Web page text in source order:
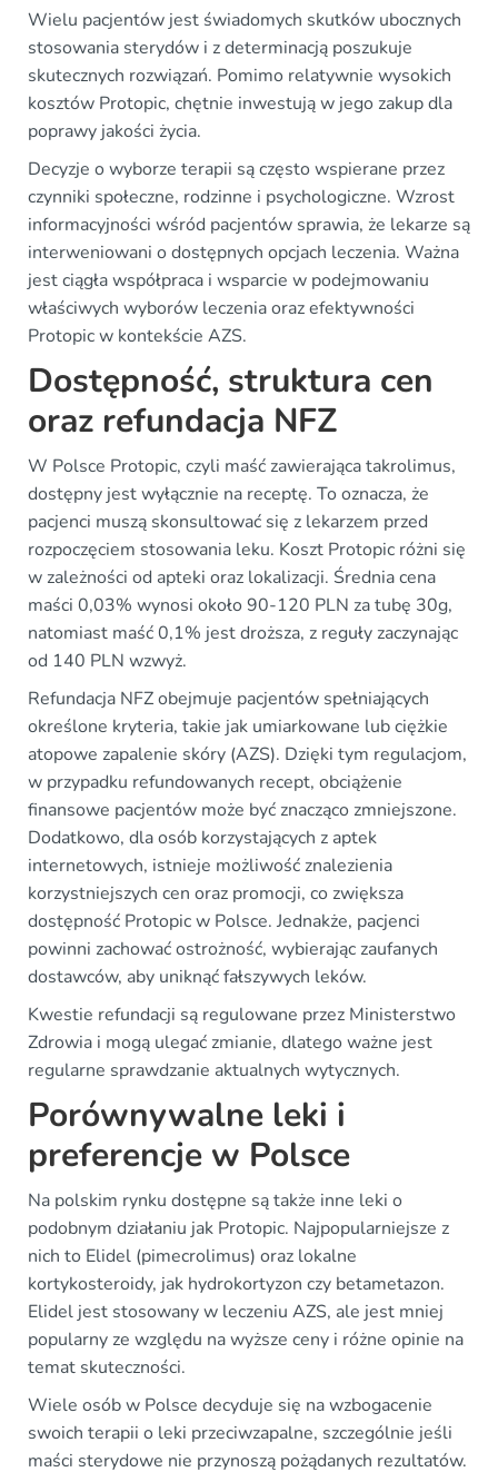
Wielu pacjentów jest świadomych skutków ubocznych
stosowania sterydów i z determinacją poszukuje
skutecznych rozwiązań. Pomimo relatywnie wysokich
kosztów Protopic, chętnie inwestują w jego zakup dla
poprawy jakości życia.
Decyzje o wyborze terapii są często wspierane przez
czynniki społeczne, rodzinne i psychologiczne. Wzrost
informacyjności wśród pacjentów sprawia, że lekarze są
interweniowani o dostępnych opcjach leczenia. Ważna
jest ciągła współpraca i wsparcie w podejmowaniu
właściwych wyborów leczenia oraz efektywności
Protopic w kontekście AZS.
Dostępność, struktura cen
oraz refundacja NFZ
W Polsce Protopic, czyli maść zawierająca takrolimus,
dostępny jest wyłącznie na receptę. To oznacza, że
pacjenci muszą skonsultować się z lekarzem przed
rozpoczęciem stosowania leku. Koszt Protopic różni się
w zależności od apteki oraz lokalizacji. Średnia cena
maści 0,03% wynosi około 90-120 PLN za tubę 30g,
natomiast maść 0,1% jest droższa, z reguły zaczynając
od 140 PLN wzwyż.
Refundacja NFZ obejmuje pacjentów spełniających
określone kryteria, takie jak umiarkowane lub ciężkie
atopowe zapalenie skóry (AZS). Dzięki tym regulacjom,
w przypadku refundowanych recept, obciążenie
finansowe pacjentów może być znacząco zmniejszone.
Dodatkowo, dla osób korzystających z aptek
internetowych, istnieje możliwość znalezienia
korzystniejszych cen oraz promocji, co zwiększa
dostępność Protopic w Polsce. Jednakże, pacjenci
powinni zachować ostrożność, wybierając zaufanych
dostawców, aby uniknąć fałszywych leków.
Kwestie refundacji są regulowane przez Ministerstwo
Zdrowia i mogą ulegać zmianie, dlatego ważne jest
regularne sprawdzanie aktualnych wytycznych.
Porównywalne leki i
preferencje w Polsce
Na polskim rynku dostępne są także inne leki o
podobnym działaniu jak Protopic. Najpopularniejsze z
nich to Elidel (pimecrolimus) oraz lokalne
kortykosteroidy, jak hydrokortyzon czy betametazon.
Elidel jest stosowany w leczeniu AZS, ale jest mniej
popularny ze względu na wyższe ceny i różne opinie na
temat skuteczności.
Wiele osób w Polsce decyduje się na wzbogacenie
swoich terapii o leki przeciwzapalne, szczególnie jeśli
maści sterydowe nie przynoszą pożądanych rezultatów.